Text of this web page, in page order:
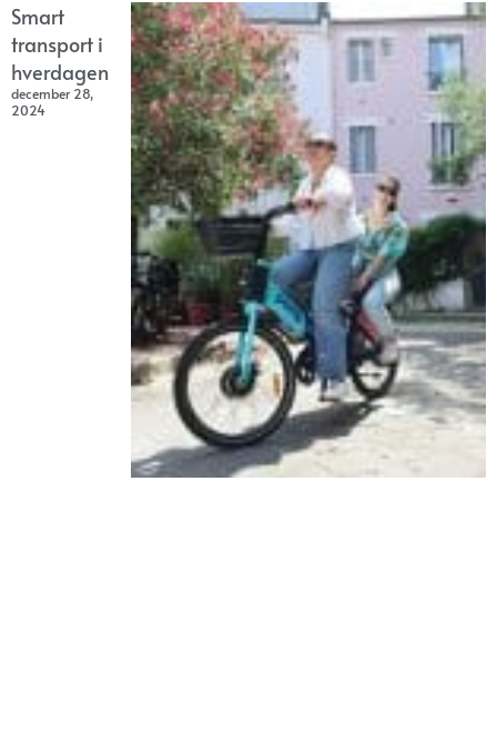
Smart
transport i
hverdagen
december 28,
2024